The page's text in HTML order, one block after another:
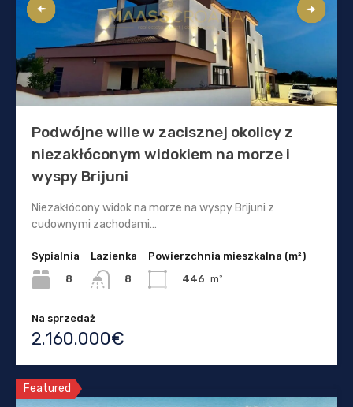
Podwójne wille w zacisznej okolicy z
niezakłóconym widokiem na morze i
wyspy Brijuni
Niezakłócony widok na morze na wyspy Brijuni z
cudownymi zachodami…
Sypialnia
8
Lazienka
8
Powierzchnia mieszkalna (m²)
446 m²
Na sprzedaż
2.160.000€
Featured